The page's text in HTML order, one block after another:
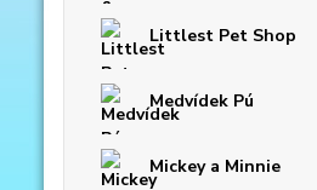
Littlest Pet Shop
Medvídek Pú
Mickey a Minnie